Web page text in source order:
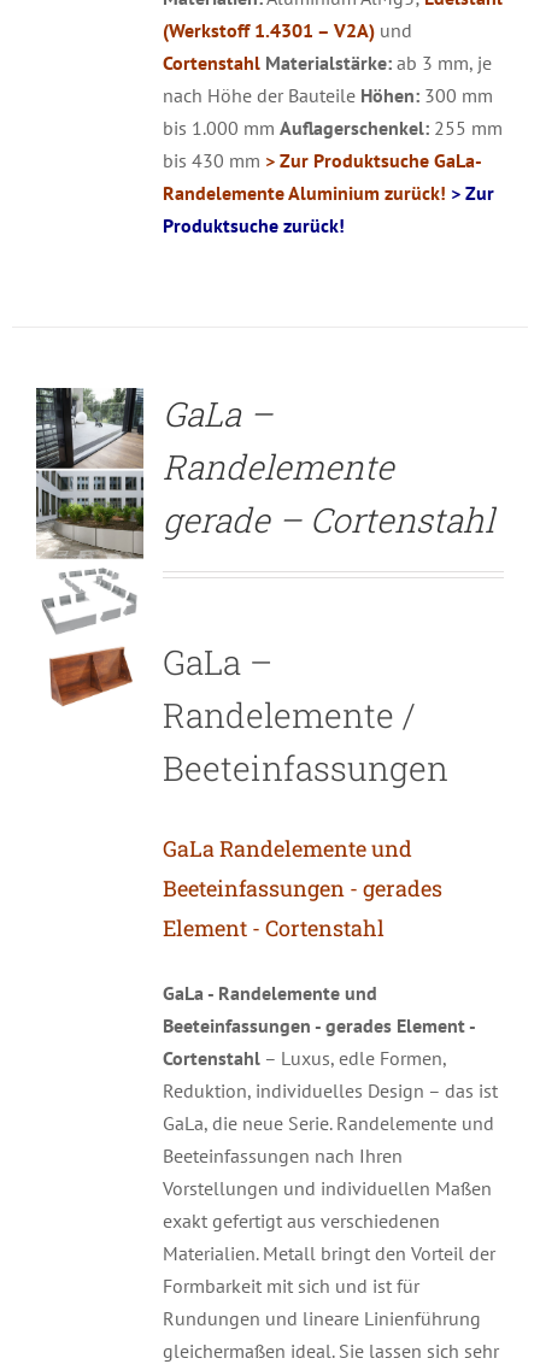
(Werkstoff 1.4301 – V2A)und
Cortenstahl Materialstärke:ab 3 mm, je
nach Höhe der Bauteile Höhen:300 mm
bis 1.000 mm Auflagerschenkel:255 mm
bis 430 mm > Zur Produktsuche GaLa-
Randelemente Aluminium zurück! > Zur
Produktsuche zurück!
GaLa –
Randelemente
gerade – Cortenstahl
GaLa –
Randelemente /
Beeteinfassungen
GaLa Randelemente und
Beeteinfassungen - gerades
Element - Cortenstahl
GaLa - Randelemente und
Beeteinfassungen - gerades Element -
Cortenstahl– Luxus, edle Formen,
Reduktion, individuelles Design – das ist
GaLa, die neue Serie. Randelemente und
Beeteinfassungen nach Ihren
Vorstellungen und individuellen Maßen
exakt gefertigt aus verschiedenen
Materialien. Metall bringt den Vorteil der
Formbarkeit mit sich und ist für
Rundungen und lineare Linienführung
gleichermaßen ideal. Sie lassen sich sehr